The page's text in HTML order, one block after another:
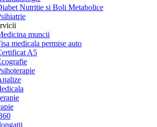
Nutritie si Boli Metabolice
muncii
medicala permise auto
A5